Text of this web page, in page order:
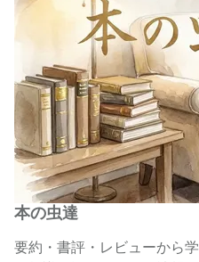
本の虫達
要約・書評・レビューから